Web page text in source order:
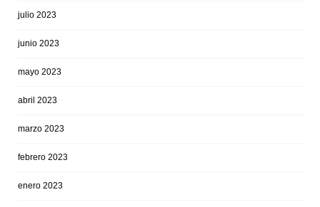
julio 2023
junio 2023
mayo 2023
abril 2023
marzo 2023
febrero 2023
enero 2023